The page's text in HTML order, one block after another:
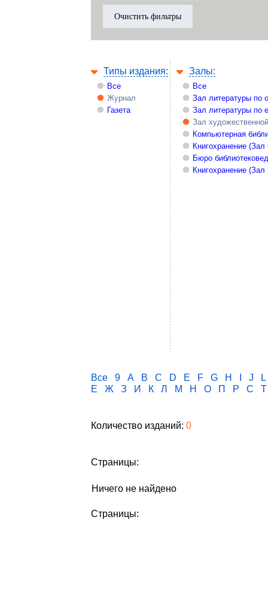
Типы издания:
Все
Журнал
Газета
Залы:
Все
Зал литературы по
Зал литературы по
Зал
Компьютерная
Книгохранение
Бюро
Книгохранение
Все 9 A B C D E F G H J
L
Е
Ж З И К Л М Н О П Р С Т
Количество изданий: 0
Страницы:
Ничего не найдено
Страницы: